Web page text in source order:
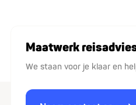
Maatwerk
We staan voor je klaar en